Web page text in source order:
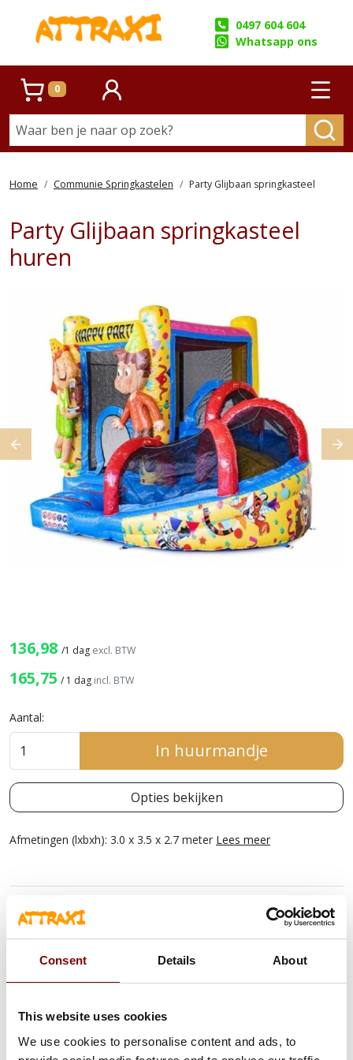
Consent Details About
This website uses cookies
We use cookies to personalise content and ads, to
0497 604 604
Whatsapp ons
Winkelwagen
0
account
Home Communie Springkastelen Party Glijbaan springkasteel
Party Glijbaan springkasteel
huren
Previous
136,98 /1 dag excl. BTW
165,75 /1 dag incl. BTW
Aantal:
In huurmandje
Opties bekijken
Afmetingen (lxbxh): 3.0 x 3.5 x 2.7 meter Lees meer
OMSCHRIJVING
PARTY GlIJBAAN SPRINGKASTEEL
Speciaal voor de kleinere kinderen zijn deze gave Mini
kussens zijn ideaal voor in je voor- of achtertuin, een oprit of
springkasteel is overdekt en heeft als extra een glijbaan in